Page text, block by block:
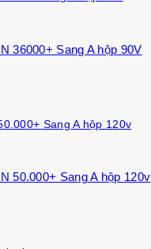
36000+ Sang A hộp 90V
50.000+ Sang A hộp 120v